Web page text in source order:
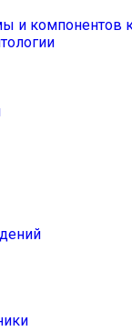
и компонентов